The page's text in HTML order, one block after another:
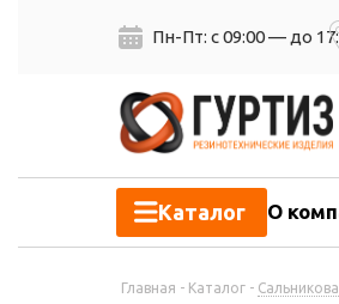
Пн-Пт: с 09:00 — до
Каталог О
Главная - Каталог -